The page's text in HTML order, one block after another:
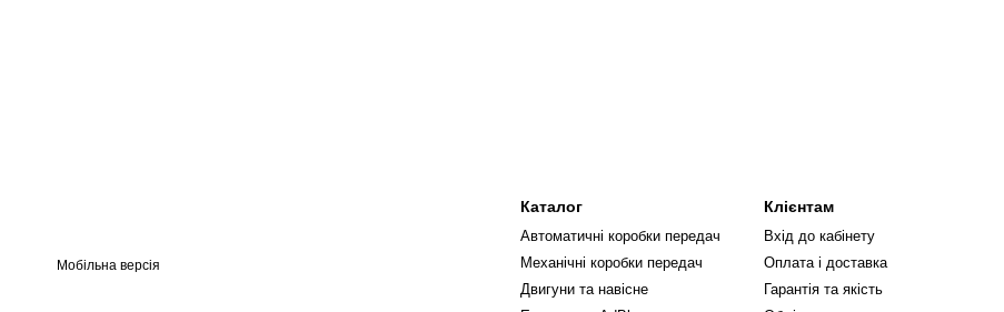
Мобільна версія
Каталог
Автоматичні коробки передач
Механічні коробки передач
Двигуни та навісне
Клієнтам
Вхід до кабінету
Оплата і доставка
Гарантія та якість